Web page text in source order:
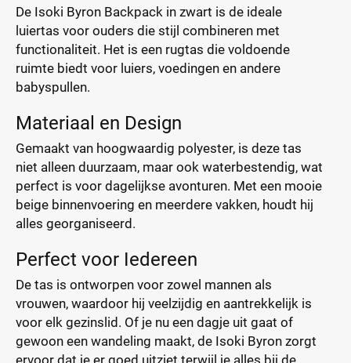
De Isoki Byron Backpack in zwart is de ideale
luiertas voor ouders die stijl combineren met
functionaliteit. Het is een rugtas die voldoende
ruimte biedt voor luiers, voedingen en andere
babyspullen.
Materiaal en Design
Gemaakt van hoogwaardig polyester, is deze tas
niet alleen duurzaam, maar ook waterbestendig, wat
perfect is voor dagelijkse avonturen. Met een mooie
beige binnenvoering en meerdere vakken, houdt hij
alles georganiseerd.
Perfect voor Iedereen
De tas is ontworpen voor zowel mannen als
vrouwen, waardoor hij veelzijdig en aantrekkelijk is
voor elk gezinslid. Of je nu een dagje uit gaat of
gewoon een wandeling maakt, de Isoki Byron zorgt
ervoor dat je er goed uitziet terwijl je alles bij de